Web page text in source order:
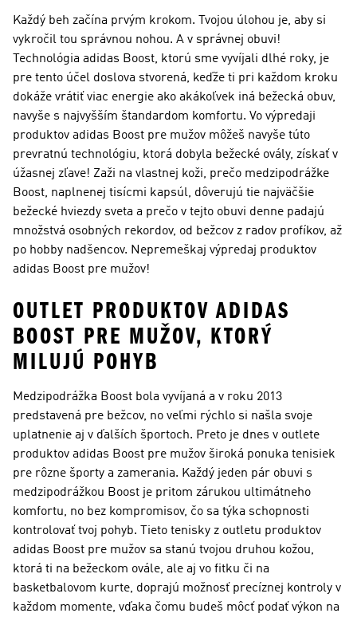
Každý beh začína prvým krokom. Tvojou úlohou je, aby si
vykročil tou správnou nohou. A v správnej obuvi!
Technológia adidas Boost, ktorú sme vyvíjali dlhé roky, je
pre tento účel doslova stvorená, keďže ti pri každom kroku
dokáže vrátiť viac energie ako akákoľvek iná bežecká obuv,
navyše s najvyšším štandardom komfortu. Vo výpredaji
produktov adidas Boost pre mužov môžeš navyše túto
prevratnú technológiu, ktorá dobyla bežecké ovály, získať v
úžasnej zľave! Zaži na vlastnej koži, prečo medzipodrážke
Boost, naplnenej tisícmi kapsúl, dôverujú tie najväčšie
bežecké hviezdy sveta a prečo v tejto obuvi denne padajú
množstvá osobných rekordov, od bežcov z radov profíkov, až
po hobby nadšencov. Nepremeškaj výpredaj produktov
adidas Boost pre mužov!
OUTLET PRODUKTOV ADIDAS
BOOST PRE MUŽOV, KTORÝ
MILUJÚ POHYB
Medzipodrážka Boost bola vyvíjaná a v roku 2013
predstavená pre bežcov, no veľmi rýchlo si našla svoje
uplatnenie aj v ďalších športoch. Preto je dnes v outlete
produktov adidas Boost pre mužov široká ponuka tenisiek
pre rôzne športy a zamerania. Každý jeden pár obuvi s
medzipodrážkou Boost je pritom zárukou ultimátneho
komfortu, no bez kompromisov, čo sa týka schopnosti
kontrolovať tvoj pohyb. Tieto tenisky z outletu produktov
adidas Boost pre mužov sa stanú tvojou druhou kožou,
ktorá ti na bežeckom ovále, ale aj vo fitku či na
basketbalovom kurte, doprajú možnosť precíznej kontroly v
každom momente, vďaka čomu budeš môcť podať výkon na